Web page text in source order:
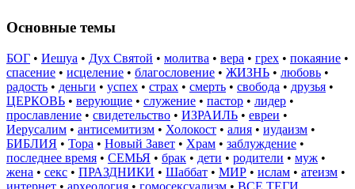
Основные темы
БОГ • Иешуа • Дух Святой • молитва • вера • грех • покаяние •
спасение • исцеление • благословение • ЖИЗНЬ • любовь •
радость • деньги • успех • страх • смерть • свобода • друзья •
ЦЕРКОВЬ • верующие • служение • пастор • лидер •
прославление • свидетельство • ИЗРАИЛЬ • евреи •
Иерусалим • антисемитизм • Холокост • алия • иудаизм •
БИБЛИЯ • Тора • Новый Завет • Храм • заблуждение •
последнее время • СЕМЬЯ • брак • дети • родители • муж •
жена • секс • ПРАЗДНИКИ • Шаббат • МИР • ислам • атеизм •
интернет • археология • гомосексуализм • ВСЕ ТЕГИ